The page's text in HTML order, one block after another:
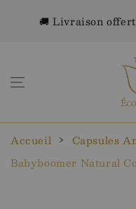
contenu🚚 Livraison
Accueil
Capsules
Babyboomer Natural